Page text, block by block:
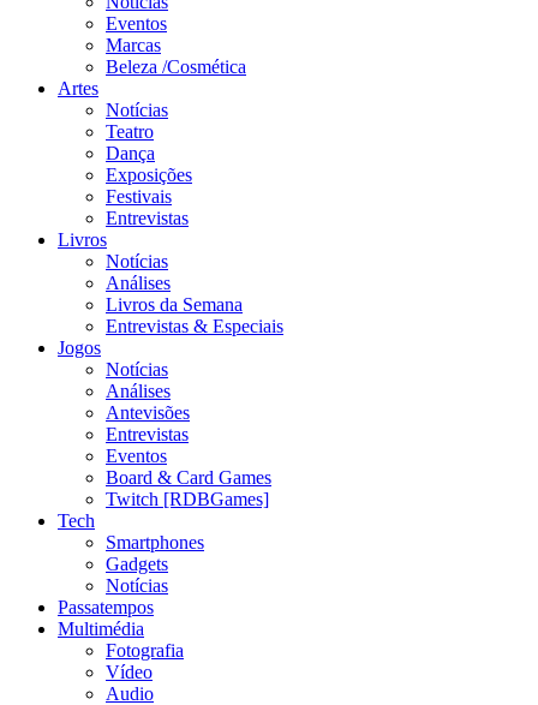
Eventos
Marcas
Beleza /Cosmética
Artes
Notícias
Teatro
Dança
Exposições
Festivais
Entrevistas
Livros
Notícias
Análises
Livros da Semana
Entrevistas & Especiais
Jogos
Notícias
Análises
Antevisões
Entrevistas
Eventos
Board & Card Games
Twitch [RDBGames]
Tech
Smartphones
Gadgets
Notícias
Passatempos
Multimédia
Fotografia
Vídeo
Audio